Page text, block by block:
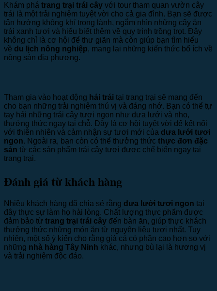
Khám phá trang trại trái cây với tour tham quan vườn cây
trái là một trải nghiệm tuyệt vời cho cả gia đình. Bạn sẽ được
tận hưởng không khí trong lành, ngắm nhìn những cây ăn
trái xanh tươi và hiểu biết thêm về quy trình trồng trọt. Đây
không chỉ là cơ hội để thư giãn mà còn giúp bạn tìm hiểu
về du lịch nông nghiệp, mang lại những kiến thức bổ ích về
nông sản địa phương.
Tham gia vào hoạt động hái trái tại trang trại sẽ mang đến
cho bạn những trải nghiệm thú vị và đáng nhớ. Bạn có thể tự
tay hái những trái cây tươi ngon như dưa lưới và nho,
thưởng thức ngay tại chỗ. Đây là cơ hội tuyệt vời để kết nối
với thiên nhiên và cảm nhận sự tươi mới của dưa lưới tươi
ngon. Ngoài ra, bạn còn có thể thưởng thức thực đơn đặc
sản từ các sản phẩm trái cây tươi được chế biến ngay tại
trang trại.
Đánh giá từ khách hàng
Nhiều khách hàng đã chia sẻ rằng dưa lưới tươi ngon tại
đây thực sự làm họ hài lòng. Chất lượng thực phẩm được
đảm bảo từ trang trại trái cây đến bàn ăn, giúp thực khách
thưởng thức những món ăn từ nguyên liệu tươi nhất. Tuy
nhiên, một số ý kiến cho rằng giá cả có phần cao hơn so với
những nhà hàng Tây Ninh khác, nhưng bù lại là hương vị
và trải nghiệm độc đáo.